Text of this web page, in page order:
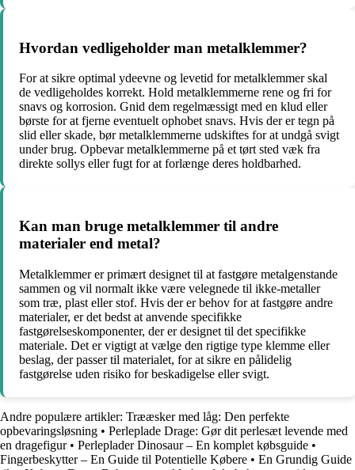
Hvordan vedligeholder man metalklemmer?
For at sikre optimal ydeevne og levetid for metalklemmer skal
de vedligeholdes korrekt. Hold metalklemmerne rene og fri for
snavs og korrosion. Gnid dem regelmæssigt med en klud eller
børste for at fjerne eventuelt ophobet snavs. Hvis der er tegn på
slid eller skade, bør metalklemmerne udskiftes for at undgå svigt
under brug. Opbevar metalklemmerne på et tørt sted væk fra
direkte sollys eller fugt for at forlænge deres holdbarhed.
Kan man bruge metalklemmer til andre
materialer end metal?
Metalklemmer er primært designet til at fastgøre metalgenstande
sammen og vil normalt ikke være velegnede til ikke-metaller
som træ, plast eller stof. Hvis der er behov for at fastgøre andre
materialer, er det bedst at anvende specifikke
fastgørelseskomponenter, der er designet til det specifikke
materiale. Det er vigtigt at vælge den rigtige type klemme eller
beslag, der passer til materialet, for at sikre en pålidelig
fastgørelse uden risiko for beskadigelse eller svigt.
Andre populære artikler: Trææsker med låg: Den perfekte
opbevaringsløsning • Perleplade Drage: Gør dit perlesæt levende med
en dragefigur• Perleplader Dinosaur – En komplet købsguide •
Fingerbeskytter – En Guide til Potentielle Købere • En Grundig Guide